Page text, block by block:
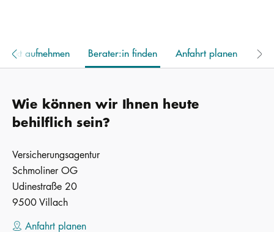
aufnehmen Berater:in finden Anfahrt planen
Wie können wir Ihnen heute
behilflich sein?
Versicherungsagentur
Schmoliner OG
Udinestraße 20
9500 Villach
Anfahrt planen